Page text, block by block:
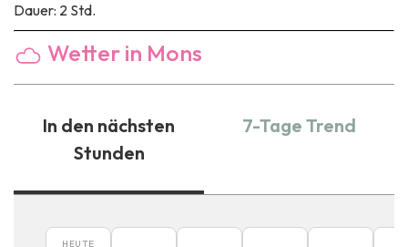
Dauer: 2 Std.
Wetter in Mons
In den nächsten
Stunden
7-Tage Trend
HEUTE